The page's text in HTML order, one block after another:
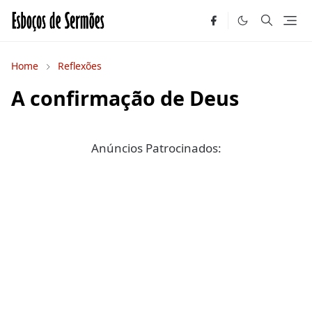
Home Reflexões
A confirmação de Deus
Anúncios Patrocinados: